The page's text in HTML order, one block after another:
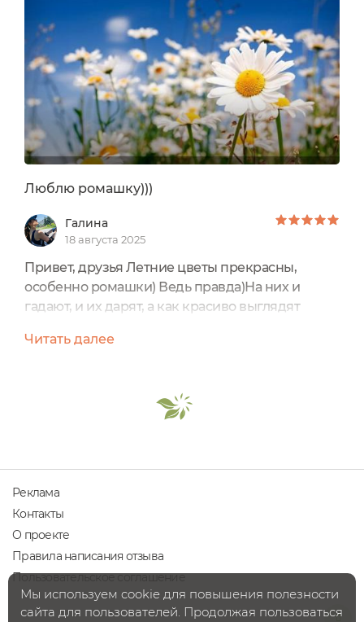
water (гидролат василька - продукт
пароводяной дистилляции василька
синего).Изначально имелась защита от
вскрытия в виде фирменной...
Люблю ромашку)))
Галина
18 августа 2025
Привет, друзья Летние цветы прекрасны,
особенно ромашки) Ведь правда)На них и
гадают, и их дарят, а как красиво выглядят
приятно, когда можно ромашку взять с собой
ромашкиSIBERINAГидролат ромашки — это
натуральная цветочная вода, получаемая в
Читать далее
Реклама
Контакты
О проекте
Правила написания отзыва
Пользовательское соглашение
Мы используем cookie для повышения полезности
сайта для пользователей. Продолжая пользоваться